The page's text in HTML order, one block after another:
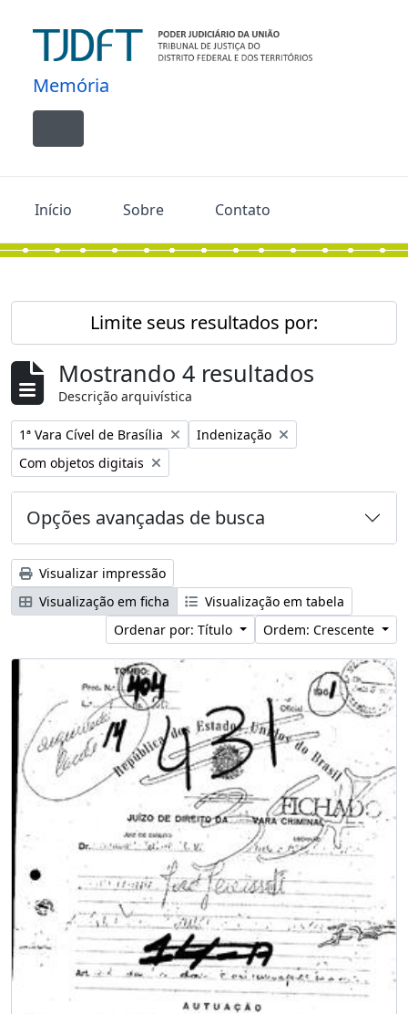
Memória
Toggle navigation
Início Sobre Contato
Limite seus resultados por:
Mostrando 4 resultados
Descrição arquivística
Remover filtro:
1ª Vara Cível de Brasília Remover filtro:
Indenização
Remover filtro:
Com objetos digitais
Opções avançadas de busca
Visualizar impressão
Visualização em ficha
Visualização em tabela
Ordenar por: Título
Ordem: Crescente